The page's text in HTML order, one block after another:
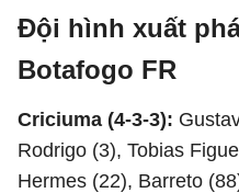
Đội hình xuất
Botafogo FR
Criciuma (4-3-3):
Rodrigo (3), Tobias
Hermes (22), Barreto